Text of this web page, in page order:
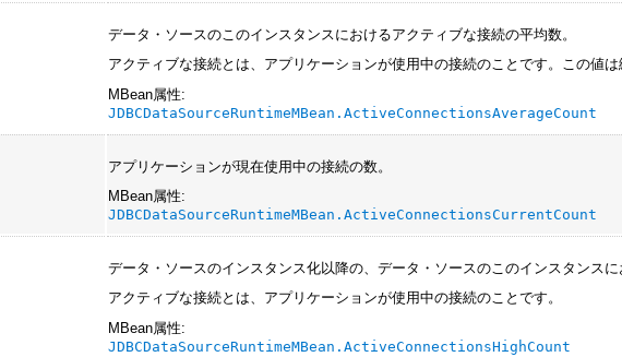
データ・ソースのこのインスタンスにおけるアクティブな接続の平均数。
アクティブな接続とは、アプリケーションが使用中の接続のことです。この値
MBean属性:
JDBCDataSourceRuntimeMBean.ActiveConnectionsAverageCount
アプリケーションが現在使用中の接続の数。
MBean属性:
JDBCDataSourceRuntimeMBean.ActiveConnectionsCurrentCount
データ・ソースのインスタンス化以降の、データ・ソースのこのインスタンス
アクティブな接続とは、アプリケーションが使用中の接続のことです。
MBean属性:
JDBCDataSourceRuntimeMBean.ActiveConnectionsHighCount